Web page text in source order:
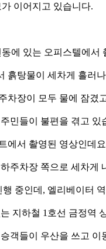
이어지고 있습니다.
에 있는 오피스텔에서
흙탕물이 세차게 흘러
차장이 모두 물에 잠겼
민들이 불편을 겪고 있
에서 촬영된 영상인데
주차장 쪽으로 세차게
중인데, 엘리베이터
지하철 1호선 금정역
객들이 우산을 쓰고 이